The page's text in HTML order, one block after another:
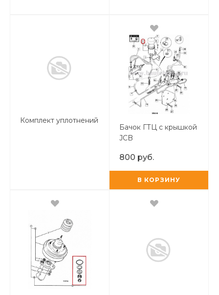
Комплект уплотнений
Бачок ГТЦ с крышкой
JCB
800 руб.
В КОРЗИНУ